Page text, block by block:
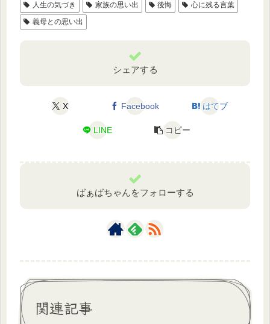
人生の気づき
家族の思い出 後悔
心に残る言葉
義母との思い出
シェアする
X Facebook はてブ
LINE コピー
ばぁばちゃんをフォローする
関連記事